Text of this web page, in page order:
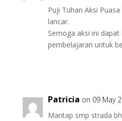
Puji Tuhan Aksi
lancar.
Semoga aksi ini
pembelajaran untuk
Patricia on 09 May
Mantap smp strada